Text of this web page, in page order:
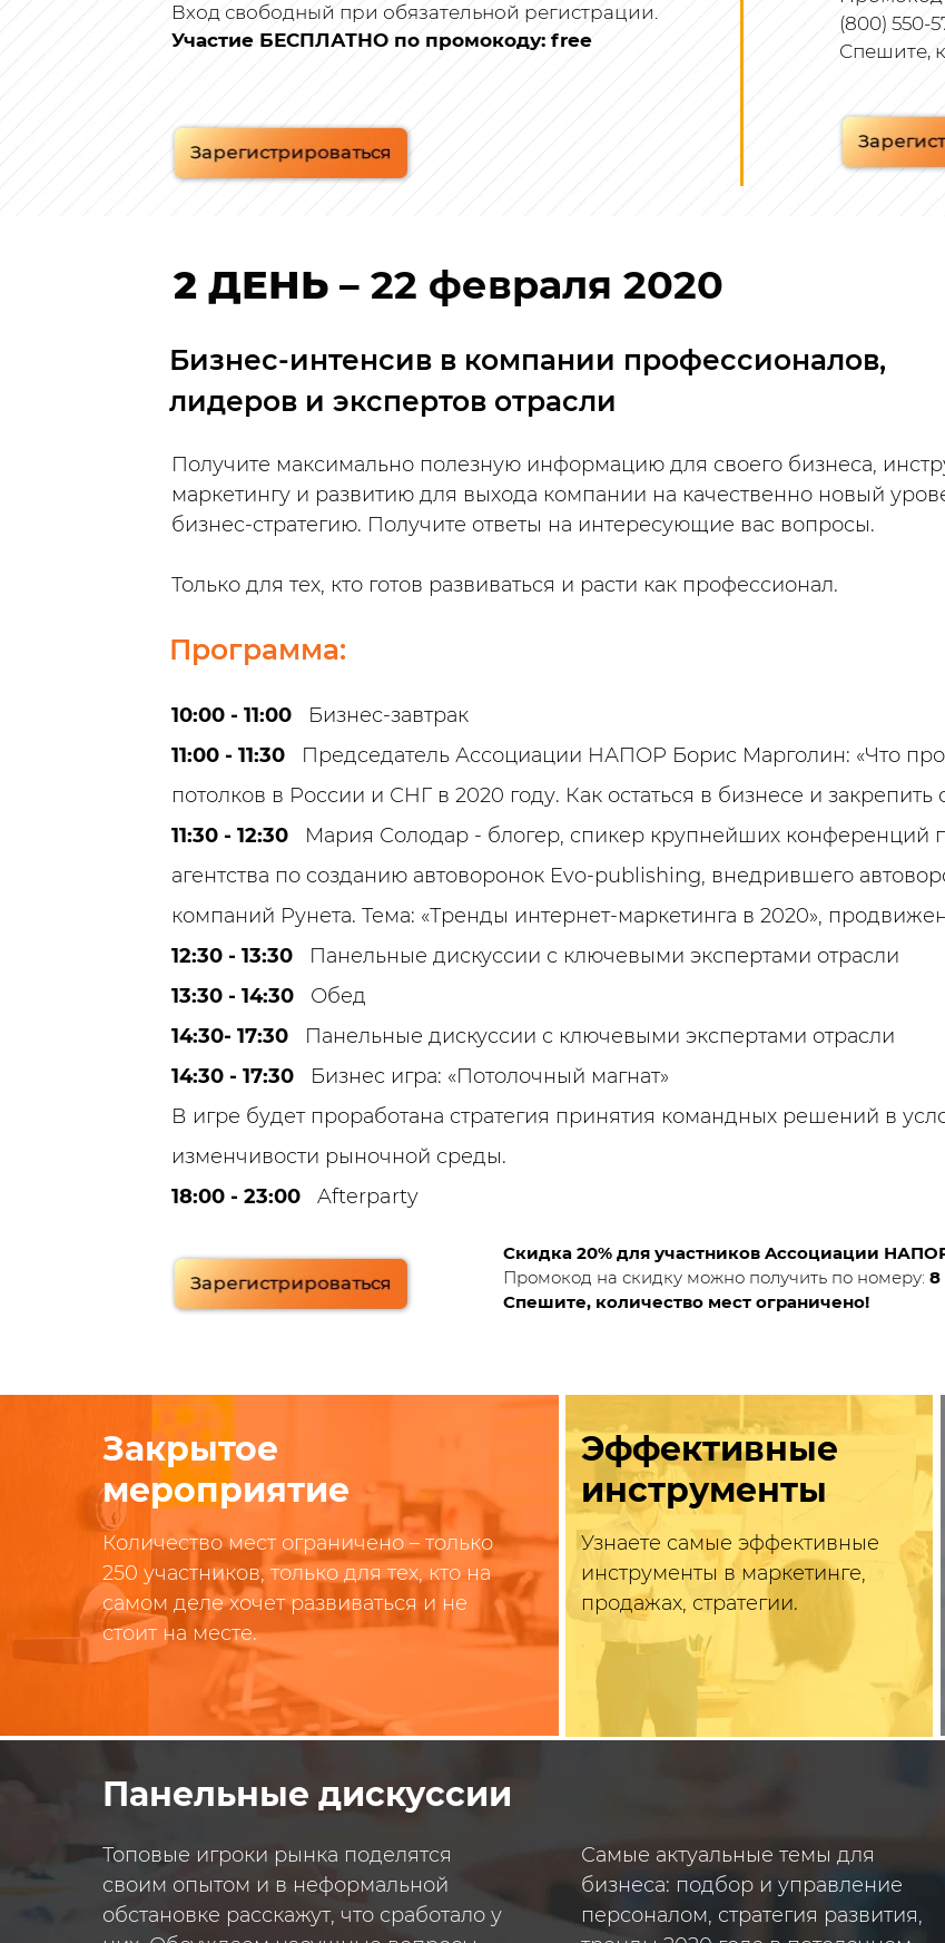
Вход свободный при обязательной регистрации.
Участие БЕСПЛАТНО по промокоду: free
(800) 550-
Спешите,
2 ДЕНЬ – 22 февраля 2020
Бизнес-интенсив в компании профессионалов,
лидеров и экспертов отрасли
Получите максимально полезную информацию для своего бизнеса,
маркетингу и развитию для выхода компании на качественно новый
бизнес-стратегию. Получите ответы на интересующие вас вопросы.
Только для тех, кто готов развиваться и расти как профессионал.
10:00 - 11:00 Бизнес-завтрак
11:00 - 11:30 Председатель Ассоциации НАПОР Борис Марголин: «Что
потолков в России и СНГ в 2020 году. Как остаться в бизнесе и закрепить
11:30 - 12:30 Мария Солодар - блогер, спикер крупнейших конференций
агентства по созданию автоворонок Evo-publishing, внедрившего
компаний Рунета. Тема: «Тренды интернет-маркетинга в 2020»,
12:30 - 13:30 Панельные дискуссии с ключевыми экспертами отрасли
13:30 - 14:30 Обед
14:30- 17:30 Панельные дискуссии с ключевыми экспертами отрасли
14:30 - 17:30 Бизнес игра: «Потолочный магнат»
В игре будет проработана стратегия принятия командных решений в
изменчивости рыночной среды.
18:00 - 23:00 Afterparty
Программа:
Скидка 20% для участников Accоциации
Промокод на скидку можно получить по номеру: 8
Спешите, количество мест ограничено!
После двух продуктивных
мы с вами хорошо оторвемся на
Будет жарко!
Количество мест ограничено – только
250 участников, только для тех, кто на
самом деле хочет развиваться и не
стоит на месте.
Узнаете самые эффективные
инструменты в маркетинге,
продажах, стратегии.
Закрытое
мероприятие
Эффективные
инструменты
Панельные дискуссии
Топовые игроки рынка поделятся
своим опытом и в неформальной
обстановке расскажут, что сработало у
Самые актуальные темы для
бизнеса: подбор и управление
персоналом, стратегия развития,